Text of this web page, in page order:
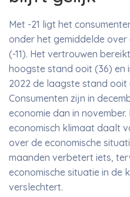
Met -21 ligt het
onder het gemiddelde
(-11). Het vertrouwen
hoogste stand ooit (36) en
2022 de laagste stand ooit
Consumenten zijn in
economie dan in
economisch klimaat daalt
over de economische
maanden verbetert iets,
economische situatie in de
verslechtert.